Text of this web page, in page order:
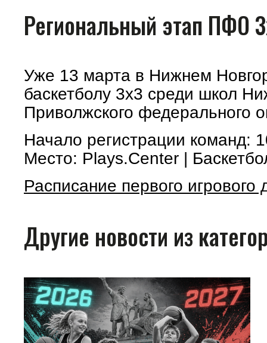
Региональный этап ПФО
Уже 13 марта в Нижнем
баскетболу 3х3 среди школ
Приволжского федерального
Начало регистрации команд:
Место: Plays.Center |
Расписание первого игрового
Другие новости из